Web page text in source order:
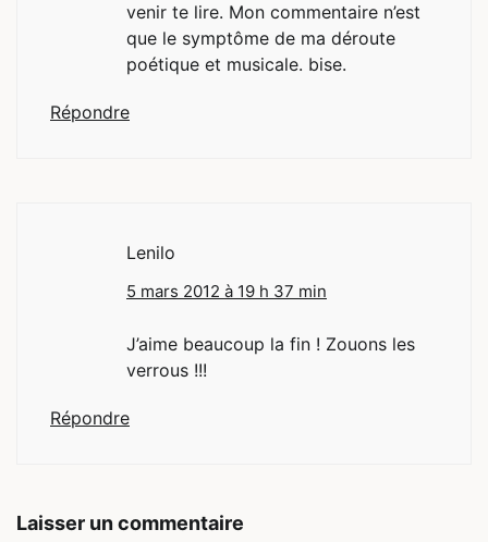
venir te lire. Mon commentaire n’est
que le symptôme de ma déroute
poétique et musicale. bise.
Répondre
Lenilo
5 mars 2012 à 19 h 37 min
J’aime beaucoup la fin ! Zouons les
verrous !!!
Répondre
Laisser un commentaire